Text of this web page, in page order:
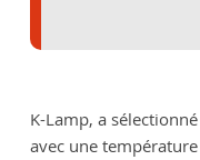
K-Lamp, a
avec une